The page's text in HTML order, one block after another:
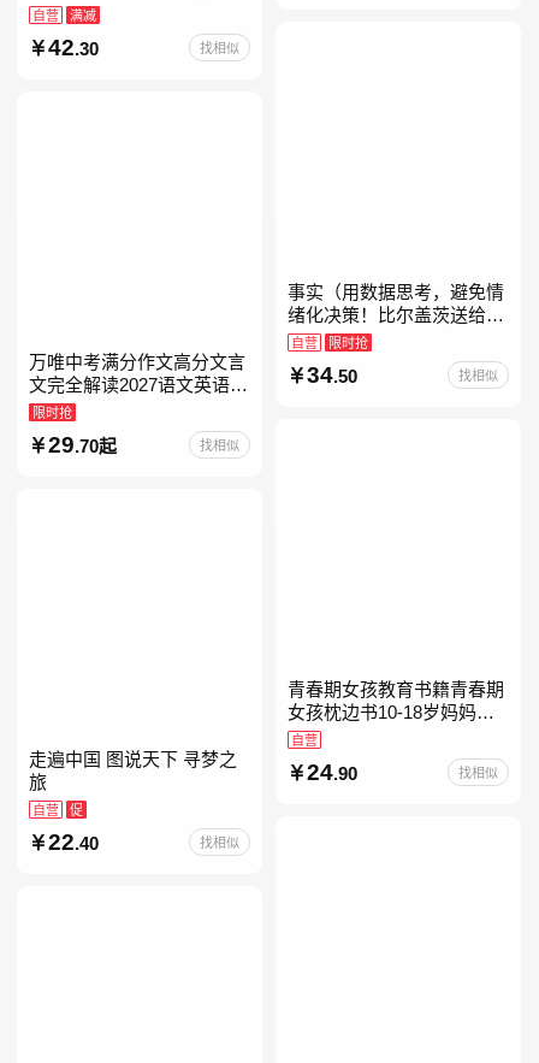
击量破千万！晋江人气作者
纵虎嗅花 催泪之作！）
自营 满减
42.30 找相似
事实（用数据思考，避免情
绪化决策！比尔盖茨送给全
美大学生的毕业礼物！比尔
盖茨逢人就推荐的热门大
书！）读客经管文库
自营 限时抢
34.50 找相似
万唯中考满分作文高分文言
文完全解读2027语文英语初
中作文万维中考现代文古诗
文阅读名著阅读考点精练古
诗文60篇文言文实词
限时抢
29.70起 找相似
青春期女孩教育书籍青春期
女孩枕边书10-18岁妈妈送
给青春期女儿私房书女孩青
春期生理少女成长与性知识
教育女孩发育叛逆期
自营
24.90 找相似
走遍中国 图说天下 寻梦之
旅
自营 促
22.40 找相似